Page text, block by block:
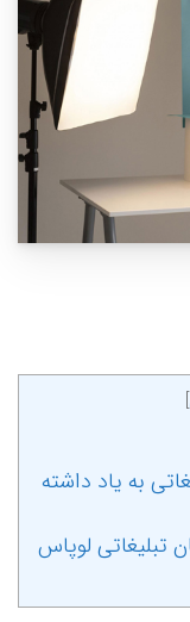
]
به یاد داشته
تبلیغاتی لوپاس